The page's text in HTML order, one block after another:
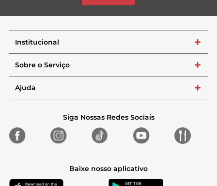
Institucional +
Sobre o Serviço +
Ajuda +
Siga Nossas Redes Sociais
Baixe nosso aplicativo